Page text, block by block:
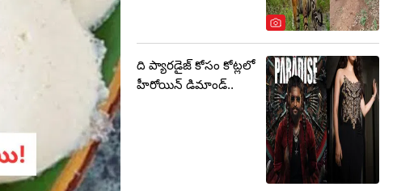
ది ప్యారడైజ్ కోసం కోట్లలో
హీరోయిన్ డిమాండ్..